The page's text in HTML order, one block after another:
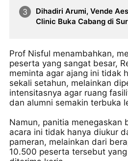
Dihadiri Arumi, Vende
Clinic Buka Cabang di
Prof Nisful menambahkan,
peserta yang sangat besar,
meminta agar ajang ini tidak
sekali setahun, melainkan
intensitasnya agar ruang
dan alumni semakin terbuka
Namun, panitia menegaskan
acara ini tidak hanya diukur
pameran, melainkan dari
10.500 peserta tersebut